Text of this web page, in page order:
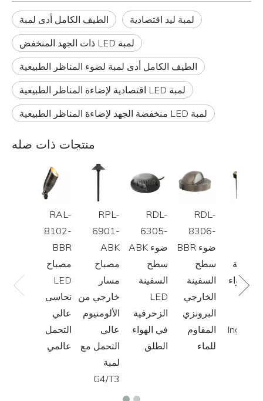
الطيف الكامل أدى لمبة
لمبة ليد اقتصادية
لمبة LED ذات الجهد المنخفض
الطيف الكامل أدى لمبة لضوء المناظر الطبيعية
لمبة LED اقتصادية لإضاءة المناظر الطبيعية
لمبة LED منخفضة الجهد لإضاءة المناظر الطبيعية
منتجات ذات صله
RAL-
8102-
BBR
مصباح
LED
نحاسي
عالي
التحمل
عالمي
RPL-
6901-
ABK
مصباح
مسار
خارجي من
الألومنيوم
عالي
التحمل مع
لمبة
G4/T3
RDL-
6305-
ABK ضوء
سطح
السفينة
LED
الزخرفية
في الهواء
الطلق
RDL-
8306-
BBR ضوء
سطح
السفينة
الخارجي
البرونزي
المقاوم
للماء
الهواء